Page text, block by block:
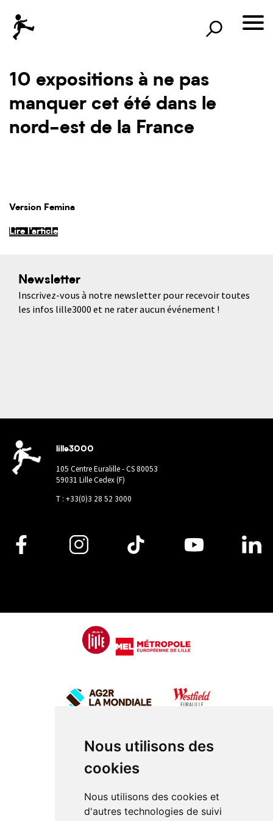
Nous utilisons des
cookies
Nous utilisons des cookies et
d'autres technologies de suivi
le voyage continue
Rechercher ×
10 expositions à ne pas
manquer cet été dans le
nord-est de la France
Version Femina
Lire l'article
Newsletter
Inscrivez-vous à notre newsletter pour recevoir toutes
les infos lille3000 et ne rater aucun événement !
lille3000
105 Centre Euralille - CS 80053
59031 Lille Cedex (F)
T : +33(0)3 28 52 3000